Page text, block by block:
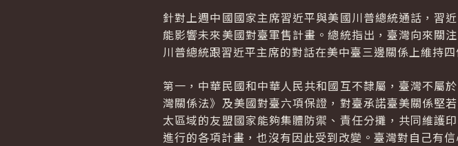
針對上週中國國家主席習近平與美國川普總統通話，習
能影響未來美國對臺軍售計畫。總統指出，臺灣向來關
川普總統跟習近平主席的對話在美中臺三邊關係上維持四
第一，中華民國和中華人民共和國互不隸屬，臺灣不屬
灣關係法》及美國對臺六項保證，對臺承諾臺美關係堅
太區域的友盟國家能夠集體防禦、責任分攤，共同維護
進行的各項計畫，也沒有因此受到改變。臺灣對自己有